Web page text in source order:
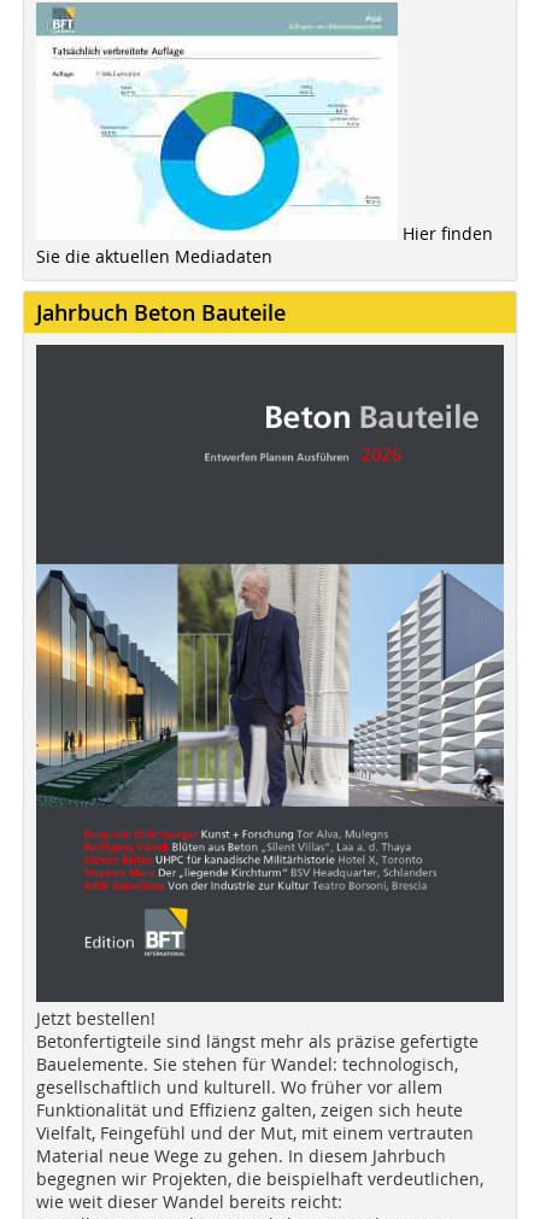
Hier finden
Sie die aktuellen Mediadaten
Jahrbuch Beton Bauteile
Jetzt bestellen!
Betonfertigteile sind längst mehr als präzise gefertigte
Bauelemente. Sie stehen für Wandel: technologisch,
gesellschaftlich und kulturell. Wo früher vor allem
Funktionalität und Effizienz galten, zeigen sich heute
Vielfalt, Feingefühl und der Mut, mit einem vertrauten
Material neue Wege zu gehen. In diesem Jahrbuch
begegnen wir Projekten, die beispielhaft verdeutlichen,
wie weit dieser Wandel bereits reicht: